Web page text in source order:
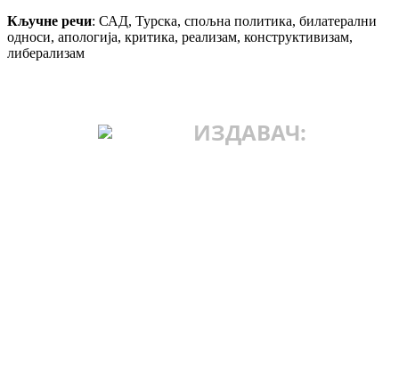
Кључне речи: САД, Турска, спољна политика, билатерални
односи, апологија, критика, реализам, конструктивизам,
либерализам
ИЗДАВАЧ: